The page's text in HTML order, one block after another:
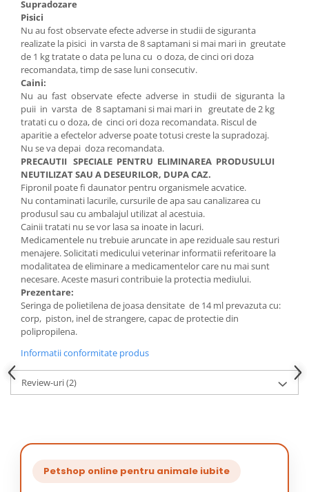
Supradozare
Pisici
Nu au fost observate efecte adverse in studii de siguranta
realizate la pisici in varsta de 8 saptamani si mai mari in greutate
de 1 kg tratate o data pe luna cu o doza, de cinci ori doza
recomandata, timp de sase luni consecutiv.
Caini:
Nu au fast observate efecte adverse in studii de siguranta la
puii in varsta de 8 saptamani si mai mari in greutate de 2 kg
tratati cu o doza, de cinci ori doza recomandata. Riscul de
aparitie a efectelor adverse poate totusi creste la supradozaj.
Nu se va depai doza recomandata.
PRECAUTII SPECIALE PENTRU ELIMINAREA PRODUSULUI
NEUTILIZAT SAU A DESEURILOR, DUPA CAZ.
Fipronil poate fi daunator pentru organismele acvatice.
Nu contaminati lacurile, cursurile de apa sau canalizarea cu
produsul sau cu ambalajul utilizat al acestuia.
Cainii tratati nu se vor lasa sa inoate in lacuri.
Medicamentele nu trebuie aruncate in ape reziduale sau resturi
menajere. Solicitati medicului veterinar informatii referitoare la
modalitatea de eliminare a medicamentelor care nu mai sunt
necesare. Aceste masuri contribuie la protectia mediului.
Prezentare:
Seringa de polietilena de joasa densitate de 14 ml prevazuta cu:
corp, piston, inel de strangere, capac de protectie din
polipropilena.
Informatii conformitate produs
Review-uri(2)
Petshop online pentru animale iubite